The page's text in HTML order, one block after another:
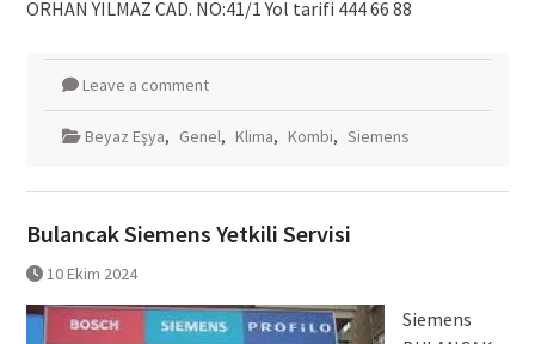
ORHAN YILMAZ CAD. NO:41/1 Yol tarifi 444 66 88
Leave a comment
Beyaz Eşya, Genel, Klima, Kombi, Siemens
Bulancak Siemens Yetkili Servisi
10 Ekim 2024
Siemens